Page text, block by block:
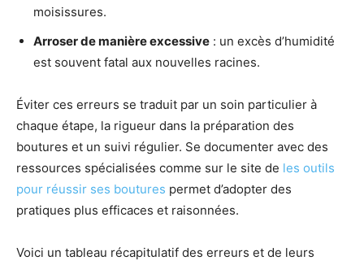
moisissures.
Arroser de manière excessive : un excès d’humidité
est souvent fatal aux nouvelles racines.
Éviter ces erreurs se traduit par un soin particulier à
chaque étape, la rigueur dans la préparation des
boutures et un suivi régulier. Se documenter avec des
ressources spécialisées comme sur le site de les outils
pour réussir ses boutures permet d’adopter des
pratiques plus efficaces et raisonnées.
Voici un tableau récapitulatif des erreurs et de leurs